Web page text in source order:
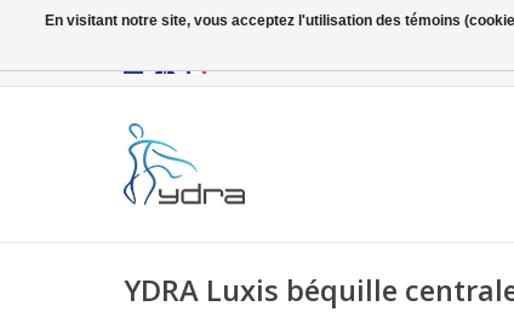
YDRA Luxis béquille
En visitant notre site, vous acceptez l'utilisation des témoins